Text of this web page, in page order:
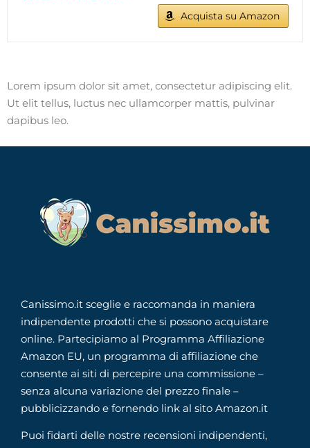
Acquista su Amazon
Lorem ipsum dolor sit amet, consectetur adipiscing elit.
Ut elit tellus, luctus nec ullamcorper mattis, pulvinar
dapibus leo.
Canissimo.it sceglie e raccomanda in maniera
indipendente prodotti che si possono acquistare
online. Partecipiamo al Programma Affiliazione
Amazon EU, un programma di affiliazione che
consente ai siti di percepire una commissione –
senza alcuna variazione del prezzo finale –
pubblicizzando e fornendo link al sito Amazon.it
Puoi fidarti delle nostre recensioni indipendenti,